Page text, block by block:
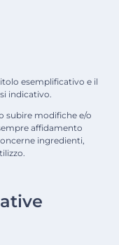
esemplificativo e il
indicativo.
subire modifiche e/o
affidamento
ingredienti,